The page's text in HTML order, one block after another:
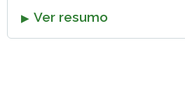
Ver resumo